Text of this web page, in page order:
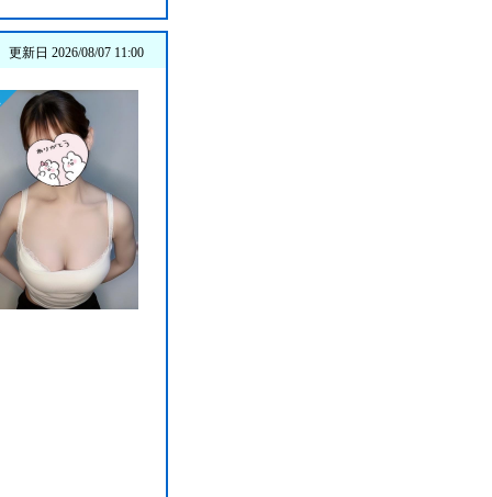
更新日 2026/08/07 11:00